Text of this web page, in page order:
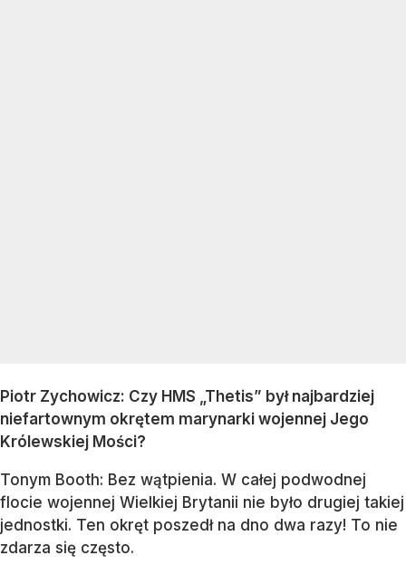
Piotr Zychowicz: Czy HMS „Thetis” był najbardziej
niefartownym okrętem marynarki wojennej Jego
Królewskiej Mości?
Tonym Booth: Bez wątpienia. W całej podwodnej
flocie wojennej Wielkiej Brytanii nie było drugiej takiej
jednostki. Ten okręt poszedł na dno dwa razy! To nie
zdarza się często.